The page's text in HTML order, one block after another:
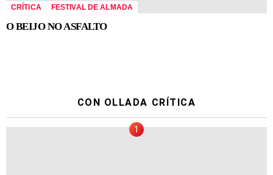
CRÍTICA FESTIVAL DE ALMADA
O BEIJO NO ASFALTO
CON OLLADA CRÍTICA